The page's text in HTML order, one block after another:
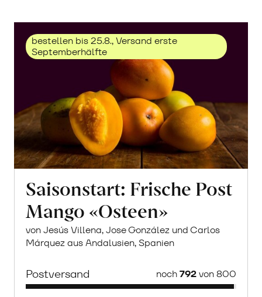
bestellen bis 25.8., Versand erste
Septemberhälfte
Saisonstart: Frische Post
Mango «Osteen»
von Jesús Villena, Jose González und Carlos
Márquez aus Andalusien, Spanien
Postversand noch792von 800